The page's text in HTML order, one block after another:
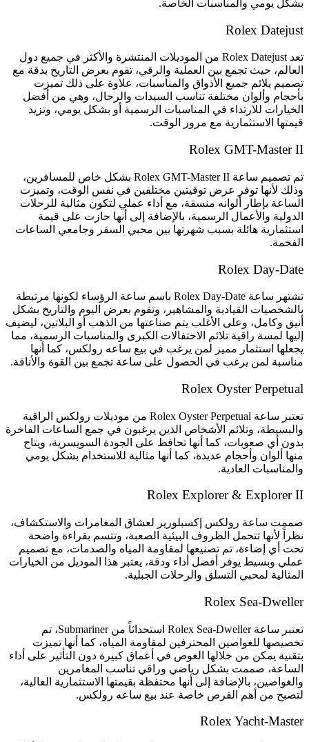
بشكل يومي والمناسبات الخاصة.
Rolex Datejust
تعد Rolex Datejust من الموديلات المنتشرة والأكثر في جميع دول
العالم، حيث تجمع بين العملية والرقي، تقوم بعرض التاريخ بدقة مع
تصميم يلائم جميع الأذواق والمناسبات، علاوة على ذلك تميزت
بأحجام وألوان مختلفة تناسب السيدات والرجال، وهي من أفضل
الخيارات للارتداء في المناسبات الرسمية أو بشكل يومي، وتزيد
قيمتها الاستثمارية مع مرور الوقت.
Rolex GMT-Master II
تم تصميم ساعة Rolex GMT-Master II بشكل خاص للمسافرين،
وذلك لأنها توفر عرض توقيتين مختلفين في نفس الوقت، وتميزت
الساعة بإطار ألوانه منسقة، مع أداء عملي لتكون مثالية للرحلات
الدولية والأعمال الرسمية، بالإضافة إلى أنها حازت على قيمة
استثمارية هائلة بسبب شهرتها بين محبي السفر وجامعي الساعات
الفخمة.
Rolex Day-Date
تشتهر ساعة Rolex Day-Date باسم ساعة الرؤساء لكونها مرتبطة
بالشخصيات القيادية والمشاهير، وتقوم بعرض اليوم والتاريخ بشكل
أنيق وكامل، وعلى الأغلب يتم صناعتها من الذهب أو البلاتين، ليضيف
إليها لمسة راقية تلائم الاحتفالات الكبرى والمناسبات الرسمية، مما
يجعلها استثمار مميز لمن يرغب في بيع ساعه رولكس، كما أنها
مناسبة لمن يرغب في الحصول على ساعة تجمع بين القوة والأناقة.
Rolex Oyster Perpetual
تعتبر ساعة Rolex Oyster Perpetual من موديلات رولكس الراقية
والبسيطة، وتلائم الأشخاص الذين يرغبون في جمع الساعات الفاخرة
بدون أي صعوبات، كما أنها تحافظ على الجودة السويسرية، ويتاح
منها ألوان وأحجام عديدة، كما أنها مثالية للاستخدام بشكل يومي
والمناسبات العادية.
Rolex Explorer & Explorer II
صممت ساعة رولكس إكسبلورير لعشاق المغامرات والاستكشاف،
نظراً لأنها تتحمل الظروف البيئية الصعبة، وتتسم بقراءة واضحة
تحت أي إضاءة، تم تصنيعها لمقاومة المياه والصدمات، مع تصميم
عملي وبسيط يوفر أفضل أداء ودقة، يعتبر هذا الموديل من الخيارات
المثالية لمحبي التسلق والرحلات الجبلية.
Rolex Sea-Dweller
تعتبر ساعة Rolex Sea-Dweller استحداثاً من Submariner، تم
تخصيصها للغواصين المحترفين لمقاومة المياه، كما أنها تميزت
بتقنية يمكن من خلالها الغوص في أعماق كبيرة دون التأثير على أداء
الساعة، صممت بشكل رياضي وراقي تناسب المغامرين
والغواصين، بالإضافة إلى أنها محتفظة بقيمتها الاستثمارية العالية،
لتصبح من أهم الفرص خاصة عند بيع ساعه رولكس.
Rolex Yacht-Master